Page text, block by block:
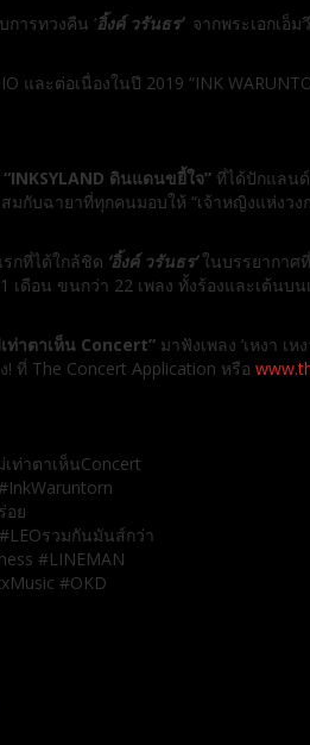
ารทวงคืน ‘อิ้งค์ วรันธร’ จากพระเอกเอ็
และต่อเนื่องในปี 2019 “INK
“INKSYLAND ดินแดนขยี้ใจ” ที่ได้ปักแลน
กับฉายาที่ทุกคนมอบให้ “เจ้าหญิงแห่ง
รกที่ได้ใกล้ชิด ‘อิ้งค์ วรันธร’ ในบรรยากาศ
เดือน ขนกว่า 22 เพลง ทั้งร้องและเต้น
าตาเห็น Concert” มาฟังเพลง ‘เหงา เ
ที่ The Concert Application หรือ
ท่าตาเห็นConcert
อย
รวมกันมันส์กว่า
#LINEMAN
#OKD